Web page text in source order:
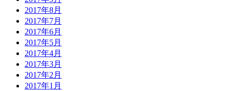
2017年8月
2017年7月
2017年6月
2017年5月
2017年4月
2017年3月
2017年2月
2017年1月